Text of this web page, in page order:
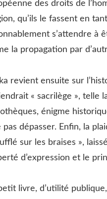
des droits de
qu’ils le fassent en
s’attendre
la propagation par
revient ensuite sur
« sacrilège », telle
énigme
pas dépasser. Enfin, la
sur les braises »,
d’expression et le
livre, d’utilité